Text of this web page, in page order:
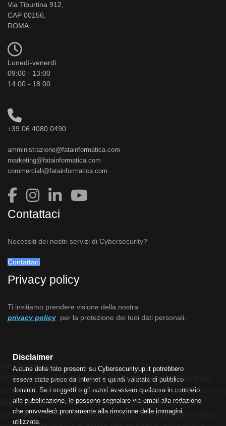
Via Tiburtina 912,
CAP 00156,
ROMA
Lunedì-venerdì
09:00 - 13:00
14:00 - 18:00
+39 06 4080 0490
amministrazione@fatainformatica.com
marketing@fatainformatica.com
commerciali@fatainformatica.com
Contattaci
Necessiti dei nostri servizi di Cybersecurity?
Contattaci
Privacy policy
Ti invitiamo prendere visione della nostra
privacy policy per la protezione dei tuoi dati personali.
Disclaimer
Alcune delle foto presenti su Cybersecurityup.it potrebbero
essere state prese da Internet e quindi valutate di pubblico
dominio. Se i soggetti o gli autori avessero qualcosa in contrario
alla pubblicazione, lo possono segnalare via email alla redazione
che provvederà prontamente alla rimozione delle immagini
utilizzate.
We use cookies
Utilizziamo i cookie sul nostro sito Web. Alcuni di essi sono
essenziali per il funzionamento del sito, mentre altri ci aiutano a
migliorare questo sito e l'esperienza dell'utente (cookie di
tracciamento). Puoi decidere tu stesso se consentire o meno i